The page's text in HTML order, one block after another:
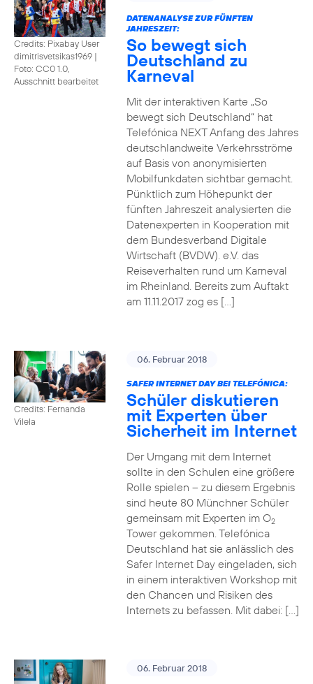
Credits: Pixabay User
dimitrisvetsikas1969 |
Foto: CC0 1.0,
Ausschnitt bearbeitet
DATENANALYSE ZUR FÜNFTEN
JAHRESZEIT:
So bewegt sich
Deutschland zu
Karneval
Mit der interaktiven Karte „So
bewegt sich Deutschland“ hat
Telefónica NEXT Anfang des Jahres
deutschlandweite Verkehrsströme
auf Basis von anonymisierten
Mobilfunkdaten sichtbar gemacht.
Pünktlich zum Höhepunkt der
fünften Jahreszeit analysierten die
Datenexperten in Kooperation mit
dem Bundesverband Digitale
Wirtschaft (BVDW). e.V. das
Reiseverhalten rund um Karneval
im Rheinland. Bereits zum Auftakt
am 11.11.2017 zog es […]
Credits: Fernanda
Vilela
06. Februar 2018
SAFER INTERNET DAY BEI TELEFÓNICA:
Schüler diskutieren
mit Experten über
Sicherheit im Internet
Der Umgang mit dem Internet
sollte in den Schulen eine größere
Rolle spielen – zu diesem Ergebnis
sind heute 80 Münchner Schüler
gemeinsam mit Experten im O2
Tower gekommen. Telefónica
Deutschland hat sie anlässlich des
Safer Internet Day eingeladen, sich
in einem interaktiven Workshop mit
den Chancen und Risiken des
Internets zu befassen. Mit dabei: […]
06. Februar 2018